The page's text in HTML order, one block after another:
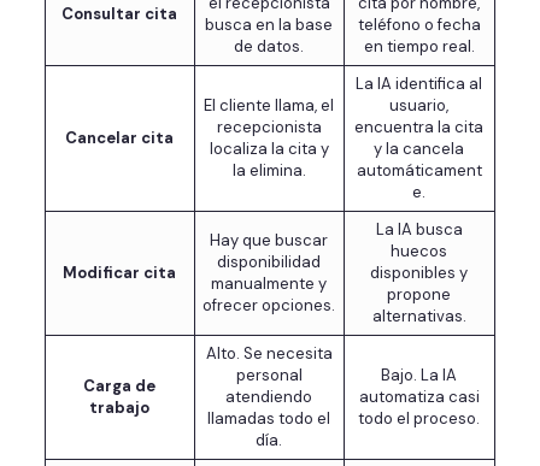
Consultar cita
busca en la base
de datos.
teléfono o fecha
en tiempo real.
Cancelar cita
El cliente llama, el
recepcionista
localiza la cita y
la elimina.
La IA identifica al
usuario,
encuentra la cita
y la cancela
automáticament
e.
Modificar cita
Hay que buscar
disponibilidad
manualmente y
ofrecer opciones.
La IA busca
huecos
disponibles y
propone
alternativas.
Carga de
trabajo
Alto. Se necesita
personal
atendiendo
llamadas todo el
día.
Bajo. La IA
automatiza casi
todo el proceso.